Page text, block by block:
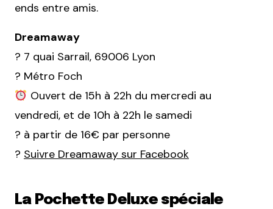
ends entre amis.
Dreamaway
? 7 quai Sarrail, 69006 Lyon
? Métro Foch
Ouvert de 15h à 22h du mercredi au
vendredi, et de 10h à 22h le samedi
? à partir de 16€ par personne
? Suivre Dreamaway sur Facebook
La Pochette Deluxe spéciale